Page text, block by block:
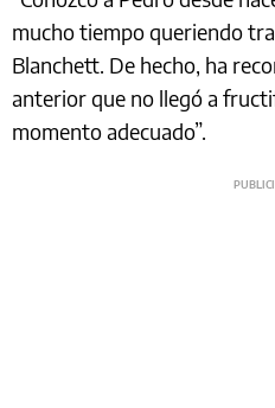
mucho tiempo queriendo
Blanchett. De hecho, ha
anterior que no llegó a
momento adecuado”.